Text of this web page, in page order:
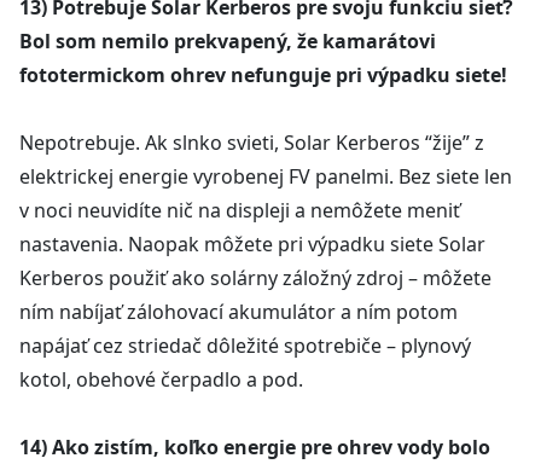
13) Potrebuje Solar Kerberos pre svoju funkciu sieť?
Bol som nemilo prekvapený, že kamarátovi
fototermickom ohrev nefunguje pri výpadku siete!
Nepotrebuje. Ak slnko svieti, Solar Kerberos “žije” z
elektrickej energie vyrobenej FV panelmi. Bez siete len
v noci neuvidíte nič na displeji a nemôžete meniť
nastavenia. Naopak môžete pri výpadku siete Solar
Kerberos použiť ako solárny záložný zdroj – môžete
ním nabíjať zálohovací akumulátor a ním potom
napájať cez striedač dôležité spotrebiče – plynový
kotol, obehové čerpadlo a pod.
14) Ako zistím, koľko energie pre ohrev vody bolo